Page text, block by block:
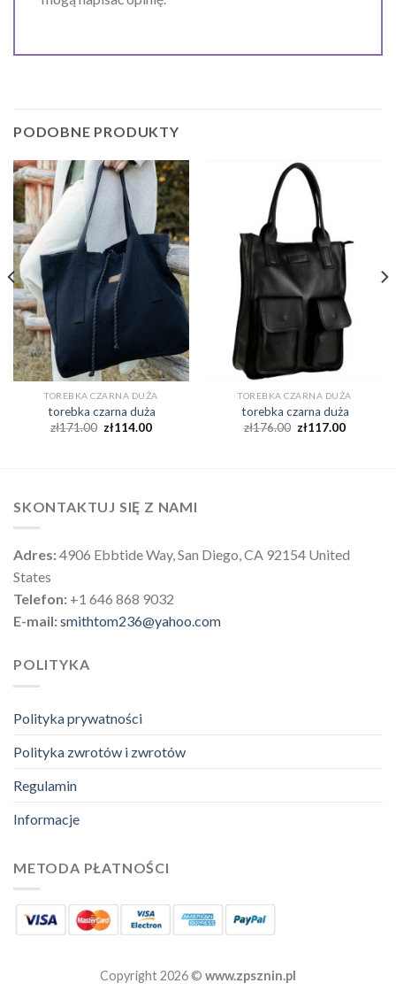
PODOBNE PRODUKTY
TOREBKA CZARNA DUŻA
torebka czarna duża
zł171.00 zł114.00
TOREBKA CZARNA DUŻA
torebka czarna duża
zł176.00 zł117.00
SKONTAKTUJ SIĘ Z NAMI
Adres:4906 Ebbtide Way, San Diego, CA 92154 United
States
Telefon: +1 646 868 9032
E-mail:smithtom236@yahoo.com
POLITYKA
Polityka prywatności
Polityka zwrotów i zwrotów
Regulamin
Informacje
METODA PŁATNOŚCI
Copyright 2026 © www.zpsznin.pl